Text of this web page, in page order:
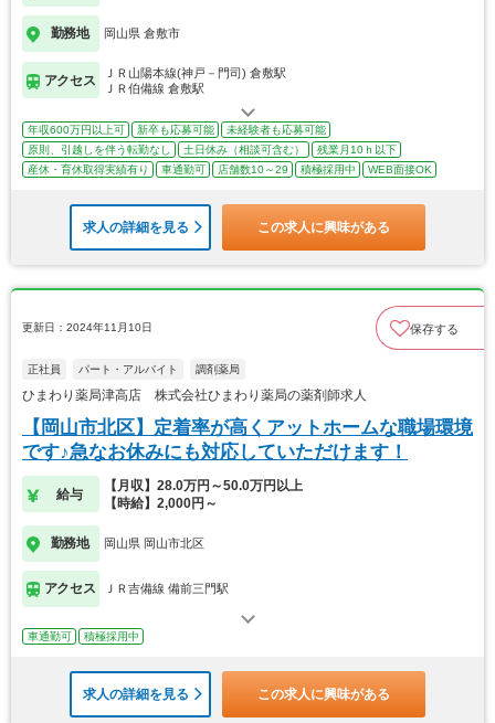
勤務地 岡山県 倉敷市
アクセス
ＪＲ山陽本線(神戸－門司) 倉敷駅
ＪＲ伯備線 倉敷駅
年収600万円以上可 新卒も応募可能
未経験者も応募可能
原則、引越しを伴う転勤なし
土日休み（相談可含む）
残業月10ｈ以下
産休・育休取得実績有り
車通勤可 店舗数10～29 積極採用中 WEB面接OK
求人の詳細を見る この求人に興味がある
更新日：2024年11月10日 保存する
正社員 パート・アルバイト 調剤薬局
ひまわり薬局津高店 株式会社ひまわり薬局の薬剤師求人
【岡山市北区】定着率が高くアットホームな職場環境
です♪急なお休みにも対応していただけます！
給与
【月収】28.0万円～50.0万円以上
【時給】2,000円～
勤務地 岡山県 岡山市北区
アクセス ＪＲ吉備線 備前三門駅
車通勤可 積極採用中
求人の詳細を見る この求人に興味がある